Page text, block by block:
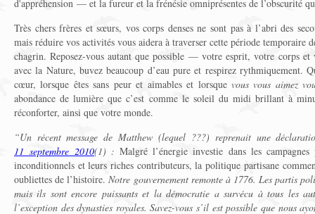
d'appréhension — et la fureur et la frénésie omniprésentes de l’obscurité
Très chers frères et sœurs, vos corps denses ne sont pas à l’abri des
mais réduire vos activités vous aidera à traverser cette période temporaire
chagrin. Reposez-vous autant que possible — votre esprit, votre corps
avec la Nature, buvez beaucoup d’eau pure et respirez rythmiquement.
cœur, lorsque êtes sans peur et aimables et lorsque vous vous aimez
abondance de lumière que c’est comme le soleil du midi brillant à
réconforter, ainsi que votre monde.
“Un récent message de Matthew (lequel ???) reprenait une
11 septembre 2010(1) :Malgré l’énergie investie dans les
inconditionnels et leurs riches contributeurs, la politique partisane
oubliettes de l’histoire. Notre gouvernement remonte à 1776. Les partis
mais ils sont encore puissants et la démocratie a survécu à tous les
l’exception des dynasties royales. Savez-vous s’il est possible que nous